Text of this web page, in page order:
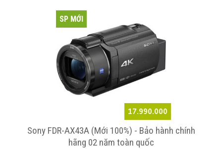
17.990.000
SP MỚI
Sony FDR-AX43A (Mới 100%) - Bảo hành chính
hãng 02 năm toàn quốc